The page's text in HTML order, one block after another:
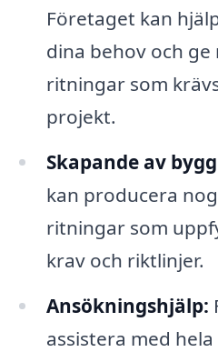
Företaget kan
dina behov och ge
ritningar som
projekt.
Skapande av
kan producera
ritningar som
krav och riktlinjer.
Ansökningshjälp:
assistera med hela